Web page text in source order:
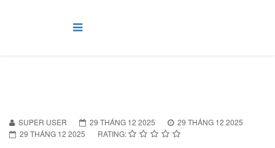
SUPER USER 29 THÁNG 12 2025
29 THÁNG 12 2025
29 THÁNG 12 2025
RATING: